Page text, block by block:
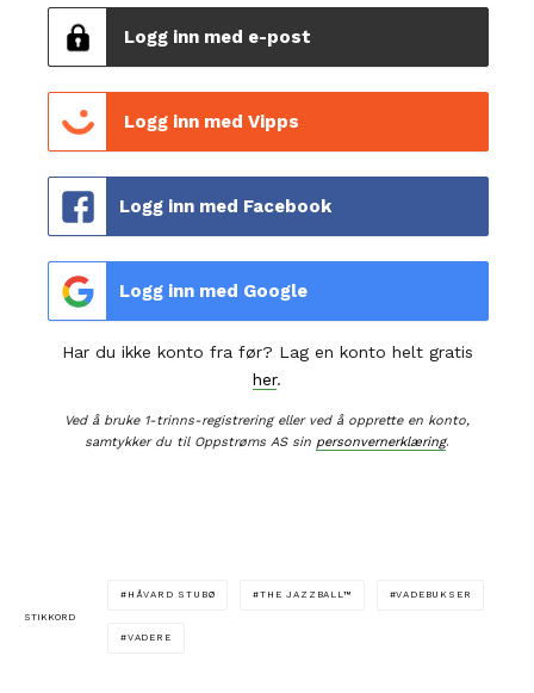
Logg inn med e-post
Logg inn med Vipps
Logg inn med Facebook
Logg inn med Google
Har du ikke konto fra før? Lag en konto helt gratis
her.
Ved å bruke 1-trinns-registrering eller ved å opprette en konto,
samtykker du til Oppstrøms AS sin personvernerklæring.
STIKKORD
HÅVARD STUBØ THE JAZZBALL™ VADEBUKSER
VADERE